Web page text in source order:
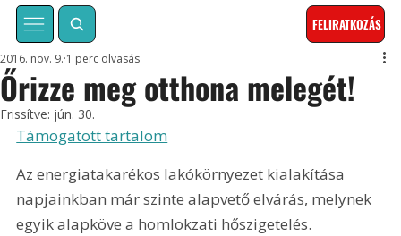
FELIRATKOZÁS
Őrizze meg otthona melegét!
2016. nov. 9. 1 perc olvasás
Frissítve: jún. 30.
Támogatott tartalom
Az energiatakarékos lakókörnyezet kialakítása
napjainkban már szinte alapvető elvárás, melynek
egyik alapköve a homlokzati hőszigetelés.